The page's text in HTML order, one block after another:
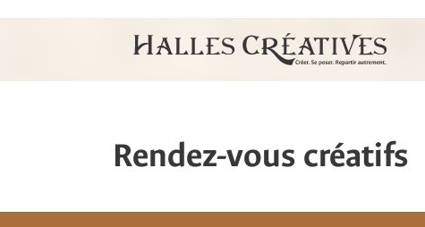
Rendez-vous créatifs